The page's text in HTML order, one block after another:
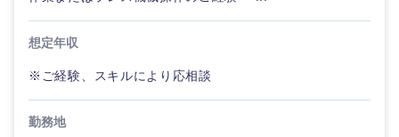
想定年収
※ご経験、スキルにより応相談
勤務地